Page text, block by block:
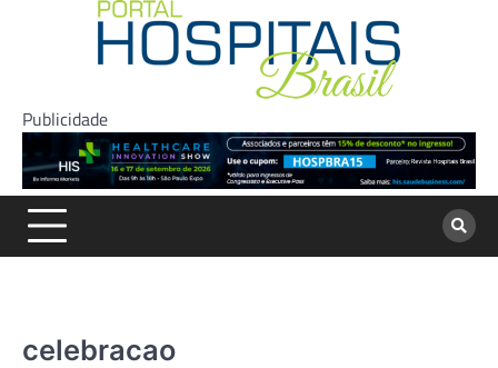
Publicidade
celebracao